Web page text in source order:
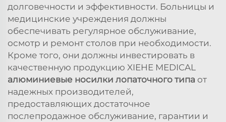
долговечности и эффективности. Больницы и
медицинские учреждения должны
обеспечивать регулярное обслуживание,
осмотр и ремонт столов при необходимости.
Кроме того, они должны инвестировать в
качественную продукцию XIEHE MEDICAL
алюминиевые носилки лопаточного типа от
надежных производителей,
предоставляющих достаточное
послепродажное обслуживание, гарантии и